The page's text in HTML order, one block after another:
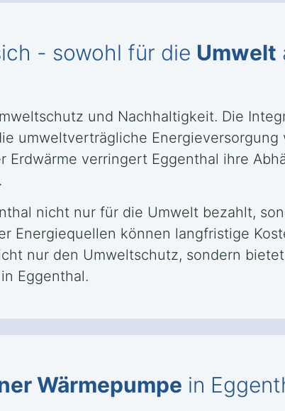
- sowohl für die Umwelt
und Nachhaltigkeit. Die
umweltverträgliche Energieversorgung
Erdwärme verringert Eggenthal ihre
nicht nur für die Umwelt bezahlt,
Energiequellen können langfristige
nur den Umweltschutz, sondern
Eggenthal.
Wärmepumpe in